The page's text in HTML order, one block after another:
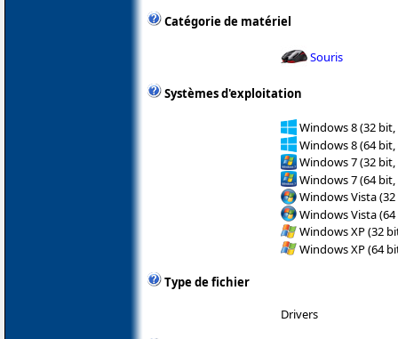
Catégorie de matériel
Souris
Systèmes d'exploitation
Windows 8 (32 bit,
Windows 8 (64 bit,
Windows 7 (32 bit,
Windows 7 (64 bit,
Windows Vista
Windows Vista
Windows XP (32
Windows XP (64
Type de fichier
Drivers